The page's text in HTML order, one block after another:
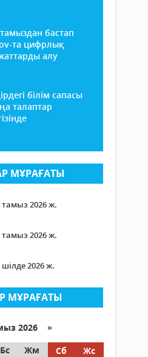
бастап
та цифрлық
алу
білім сапасы
талаптар
МҰРАҒАТЫ
тамыз 2026 ж.
тамыз 2026 ж.
шілде 2026 ж.
МҰРАҒАТЫ
2026 »
Бс Жм Сб
Жс